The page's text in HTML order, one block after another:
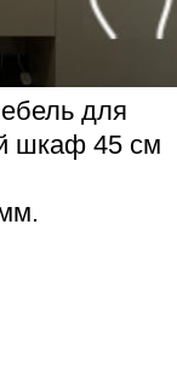
для
шкаф 45 см